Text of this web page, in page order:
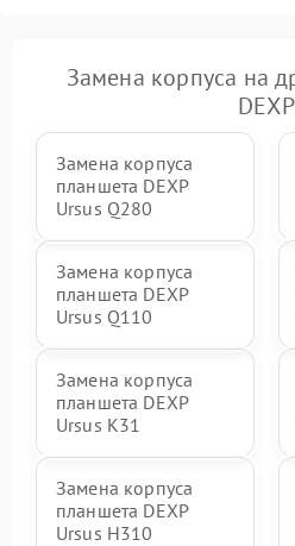
Замена корпуса на
DEXP
Замена корпуса
планшета DEXP
Ursus Q280
Замена корпуса
планшета DEXP
Ursus Q110
Замена корпуса
планшета DEXP
Ursus K31
Замена корпуса
планшета DEXP
Ursus H310